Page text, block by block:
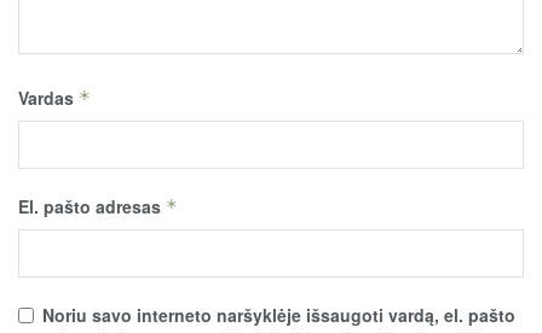
Vardas *
El. pašto adresas *
Noriu savo interneto naršyklėje išsaugoti vardą, el. pašto